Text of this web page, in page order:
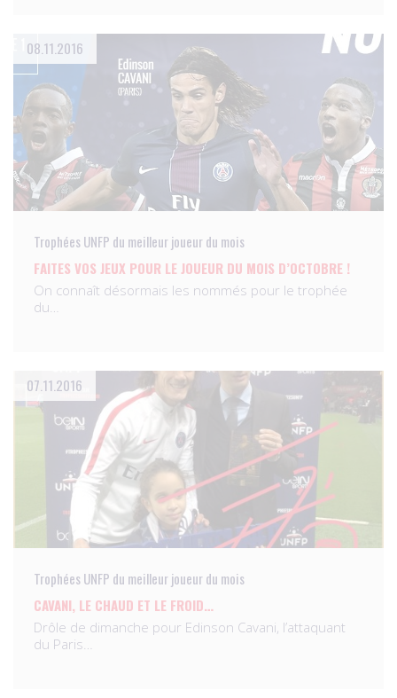
08.11.2016
Trophées UNFP du meilleur joueur du mois
FAITES VOS JEUX POUR LE JOUEUR DU MOIS D’OCTOBRE !
On connaît désormais les nommés pour le trophée
du…
07.11.2016
Trophées UNFP du meilleur joueur du mois
CAVANI, LE CHAUD ET LE FROID…
Drôle de dimanche pour Edinson Cavani, l’attaquant
du Paris…